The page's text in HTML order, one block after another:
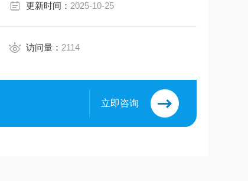
更新时间： 2025-10-25
访问量： 2114
立即咨询